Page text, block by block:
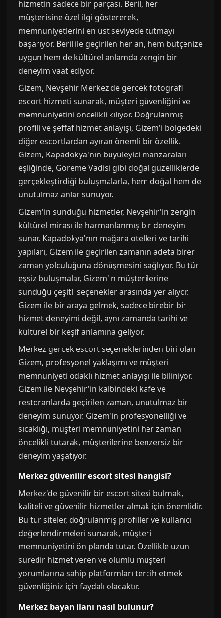
hizmetin sadece bir parçası. Beril, her
müşterisine özel ilgi göstererek,
memnuniyetlerini en üst seviyede tutmayı
başarıyor. Beril ile geçirilen her an, hem bütçenize
uygun hem de kültürel anlamda zengin bir
deneyim vaat ediyor.
Gizem, Nevşehir Merkez'de gercek fotografli
escort hizmeti sunarak, müşteri güvenliğini ve
memnuniyetini öncelikli kılıyor. Doğrulanmış
profili ve şeffaf hizmet anlayışı, Gizem'i bölgedeki
diğer escortlardan ayıran önemli bir özellik.
Gizem, Kapadokya'nın büyüleyici manzaraları
eşliğinde, Göreme Vadisi gibi doğal güzelliklerde
gerçekleştirdiği buluşmalarla, hem doğal hem de
unutulmaz anlar sunuyor.
Gizem'in sunduğu hizmetler, Nevşehir'in zengin
kültürel mirası ile harmanlanmış bir deneyim
sunar. Kapadokya'nın mağara otelleri ve tarihi
yapıları, Gizem ile geçirilen zamanın adeta birer
zaman yolculuğuna dönüşmesini sağlıyor. Bu tür
eşsiz buluşmalar, Gizem'in müşterilerine
sunduğu çeşitli seçenekler arasında yer alıyor.
Gizem ile bir araya gelmek, sadece birebir bir
hizmet deneyimi değil, aynı zamanda tarihi ve
kültürel bir keşif anlamına geliyor.
Merkez gercek escort seçeneklerinden biri olan
Gizem, profesyonel yaklaşımı ve müşteri
memnuniyeti odaklı hizmet anlayışı ile biliniyor.
Gizem ile Nevşehir'in kalbindeki kafe ve
restoranlarda geçirilen zaman, unutulmaz bir
deneyim sunuyor. Gizem'in profesyonelliği ve
sıcaklığı, müşteri memnuniyetini her zaman
öncelikli tutarak, müşterilerine benzersiz bir
deneyim yaşatıyor.
Merkez güvenilir escort sitesi hangisi?
Merkez'de güvenilir bir escort sitesi bulmak,
kaliteli ve güvenilir hizmetler almak için önemlidir.
Bu tür siteler, doğrulanmış profiller ve kullanıcı
değerlendirmeleri sunarak, müşteri
memnuniyetini ön planda tutar. Özellikle uzun
süredir hizmet veren ve olumlu müşteri
yorumlarına sahip platformları tercih etmek
güvenliğiniz için faydalı olacaktır.
Merkez bayan ilanı nasıl bulunur?